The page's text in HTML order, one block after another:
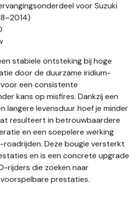
voor Suzuki
stabiele ontsteking bij hoge
door de duurzame iridium-
een consistente
kans op misfires. Dankzij een
langere levensduur hoef je minder
resulteert in betrouwbaardere
en een soepelere werking
Deze bougie versterkt
en is een concrete upgrade
rijders die zoeken naar
prestaties.